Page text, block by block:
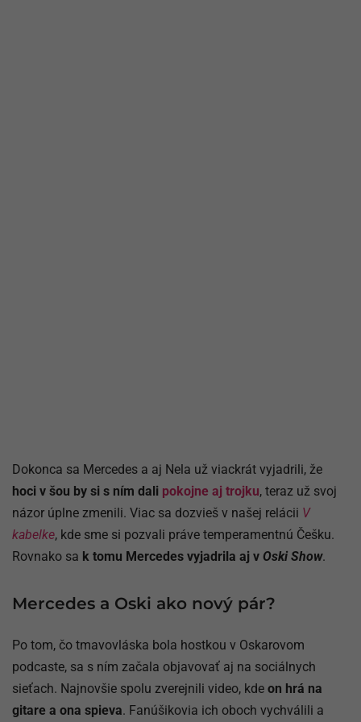
Dokonca sa Mercedes a aj Nela už viackrát vyjadrili, že
hoci v šou by si s ním dali pokojne aj trojku, teraz už svoj
názor úplne zmenili. Viac sa dozvieš v našej relácii V
kabelke, kde sme si pozvali práve temperamentnú Češku.
Rovnako sa k tomu Mercedes vyjadrila aj v Oski Show.
Mercedes a Oski ako nový pár?
Po tom, čo tmavovláska bola hostkou v Oskarovom
podcaste, sa s ním začala objavovať aj na sociálnych
sieťach. Najnovšie spolu zverejnili video, kde on hrá na
gitare a ona spieva. Fanúšikovia ich oboch vychválili a